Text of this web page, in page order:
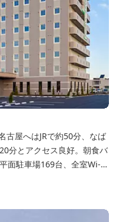
古屋へはJRで約50分、なば
分とアクセス良好。朝食バ
面駐車場169台、全室Wi-Fi
る快適なホテルライフをご